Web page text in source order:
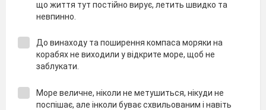
що життя тут постійно вирує, летить швидко та
невпинно.
До винаходу та поширення компаса моряки на
корабях не виходили у відкрите море, щоб не
заблукати.
Море величне, ніколи не метушиться, нікуди не
поспішає, але інколи буває схвильованим і навіть